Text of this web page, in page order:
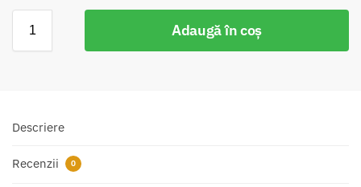
Adaugă în coș
Descriere
Recenzii 0